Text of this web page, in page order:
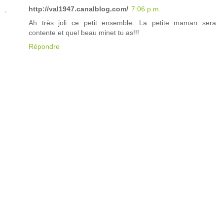
http://val1947.canalblog.com/ 7:06 p.m.
Ah très joli ce petit ensemble. La petite maman sera
contente et quel beau minet tu as!!!
Répondre